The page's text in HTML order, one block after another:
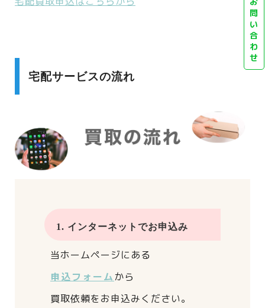
宅配サービスの流れ
1. インターネットでお申込み
当ホームページにある
申込フォームから
買取依頼をお申込みください。
問
い
合
わ
せ